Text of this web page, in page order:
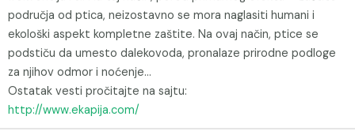
područja od ptica, neizostavno se mora naglasiti humani i
ekološki aspekt kompletne zaštite. Na ovaj način, ptice se
podstiču da umesto dalekovoda, pronalaze prirodne podloge
za njihov odmor i noćenje…
Ostatak vesti pročitajte na sajtu:
http://www.ekapija.com/